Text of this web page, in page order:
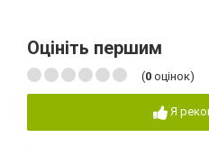
Оцініть першим
(0 оцінок)
Я